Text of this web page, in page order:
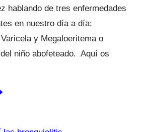
hablando de tres enfermedades
en nuestro día a día:
y Megaloeritema o
niño abofeteado. Aquí os